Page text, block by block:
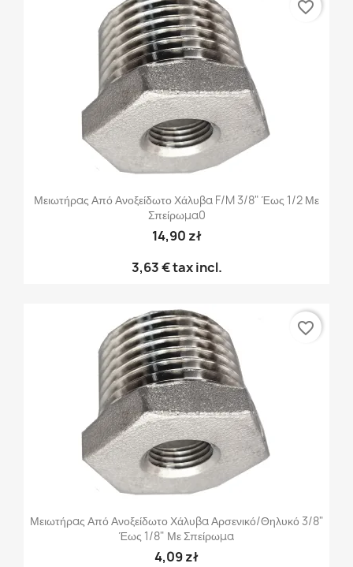
Μειωτήρας Από Ανοξείδωτο Χάλυβα F/M 3/8" Έως 1/2 Με
Σπείρωμα0
14,90 zł
3,63 €tax incl.
favorite_border
Μειωτήρας Από Ανοξείδωτο Χάλυβα Αρσενικό/θηλυκό 3/8"
Έως 1/8" Με Σπείρωμα
4,09 zł
favorite_border